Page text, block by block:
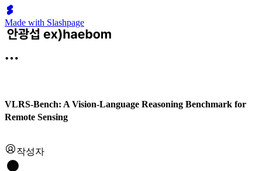
Made with Slashpage
VLRS-Bench: A Vision-Language Reasoning Benchmark for
Remote Sensing
작성자